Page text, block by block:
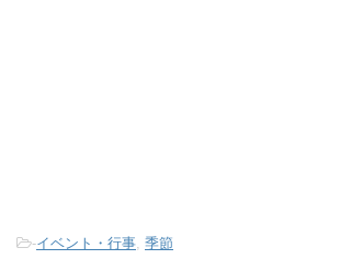
-イベント・行事, 季節